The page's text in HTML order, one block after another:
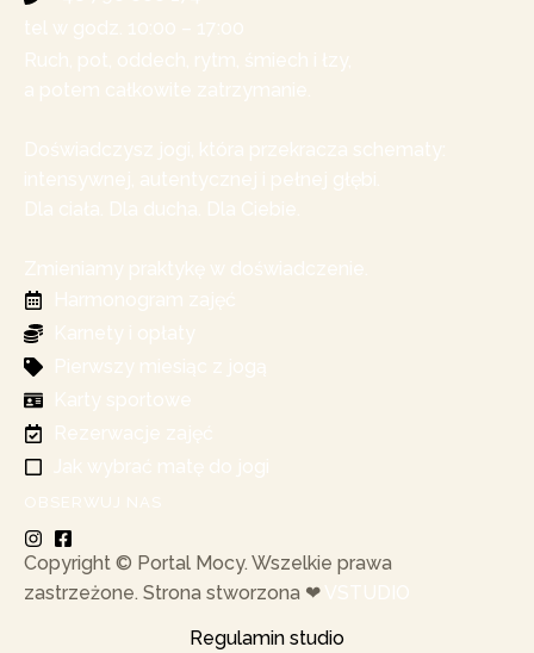
Copyright © Portal Mocy. Wszelkie prawa
zastrzeżone. Strona stworzona ❤︎
Regulamin studio